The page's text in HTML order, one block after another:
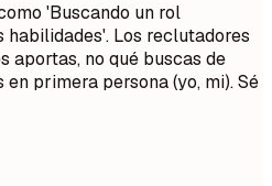
'Buscando un rol
Los reclutadores
aportas, no qué buscas de
primera persona (yo, mi). Sé